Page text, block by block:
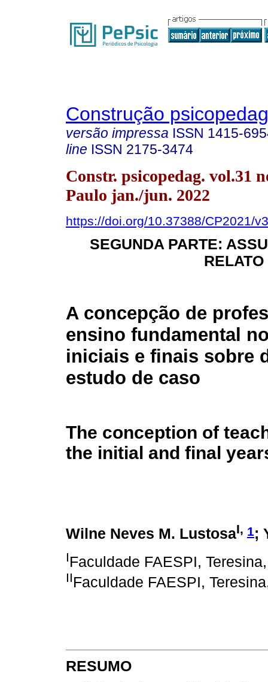
Construção
versão impressa ISSN 1415-
line ISSN 2175-3474
Constr. psicopedag. vol.31
Paulo jan./jun. 2022
https://doi.org/10.37388/CP2021/
SEGUNDA PARTE:
A concepção de
ensino fundamental
iniciais e finais sobre
estudo de caso
The conception of
the initial and final
Wilne Neves M. LustosaI, 1;
IFaculdade FAESPI,
IIFaculdade FAESPI,
RESUMO